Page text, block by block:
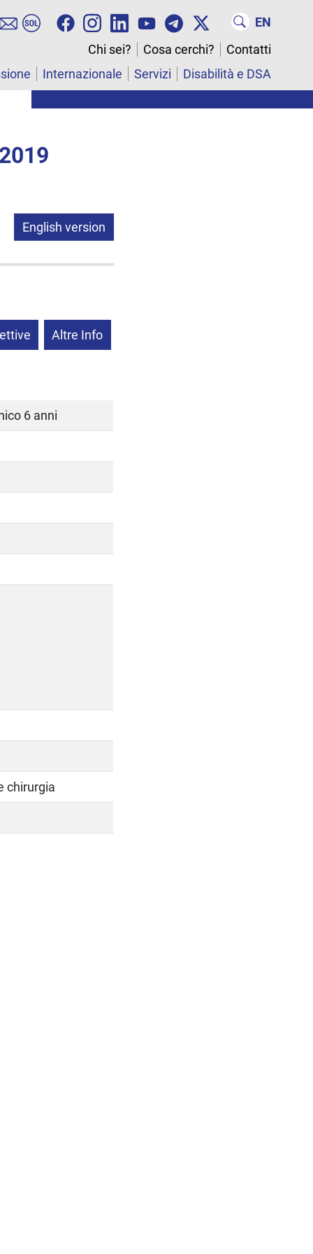
EN
Chi sei?
Cosa cerchi?
Contatti
Internazionale Servizi Disabilità e DSA
English version
Altre Info
6 anni
chirurgia